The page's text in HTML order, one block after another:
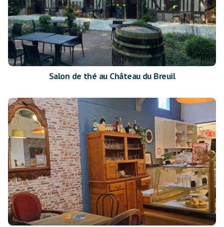
Salon de thé au Château du Breuil